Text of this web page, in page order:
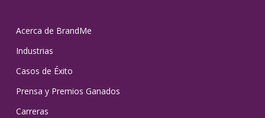
Acerca de BrandMe
Industrias
Casos de Éxito
Prensa y Premios Ganados
Carreras